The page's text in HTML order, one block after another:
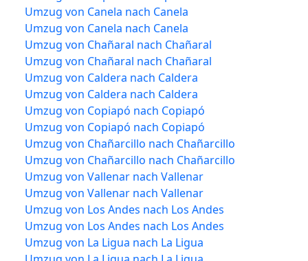
Umzug von Canela nach Canela
Umzug von Canela nach Canela
Umzug von Chañaral nach Chañaral
Umzug von Chañaral nach Chañaral
Umzug von Caldera nach Caldera
Umzug von Caldera nach Caldera
Umzug von Copiapó nach Copiapó
Umzug von Copiapó nach Copiapó
Umzug von Chañarcillo nach Chañarcillo
Umzug von Chañarcillo nach Chañarcillo
Umzug von Vallenar nach Vallenar
Umzug von Vallenar nach Vallenar
Umzug von Los Andes nach Los Andes
Umzug von Los Andes nach Los Andes
Umzug von La Ligua nach La Ligua